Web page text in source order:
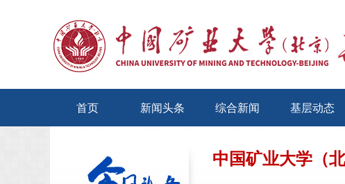
首页 新闻头条 综合新闻 基层动态
中国矿业大学（